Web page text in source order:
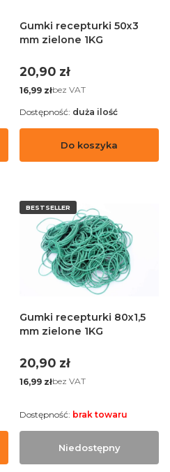
Gumki recepturki 50x3
mm zielone 1KG
Cena
20,90 zł
Cena
16,99 złbez VAT
Do koszyka
Dostępność: duża ilość
BESTSELLER
Gumki recepturki 80x1,5
mm zielone 1KG
Cena
20,90 zł
Cena
16,99 złbez VAT
Niedostępny
Dostępność: brak towaru